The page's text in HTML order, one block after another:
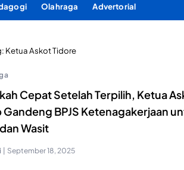
Olahraga Advertorial
Ketua Askot Tidore
Cepat Setelah Terpilih, Ketua
Gandeng BPJS Ketenagakerjaan
Wasit
September 18, 2025